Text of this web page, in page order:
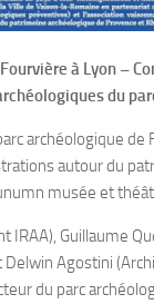
à Lyon –
du
archéologique de
autour du
musée et
IRAA), Guillaume
Delwin Agostini
du parc